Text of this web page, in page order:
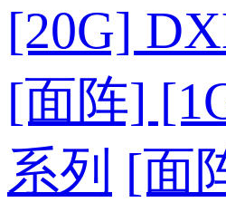
[20G]
[面阵]
系列 [面